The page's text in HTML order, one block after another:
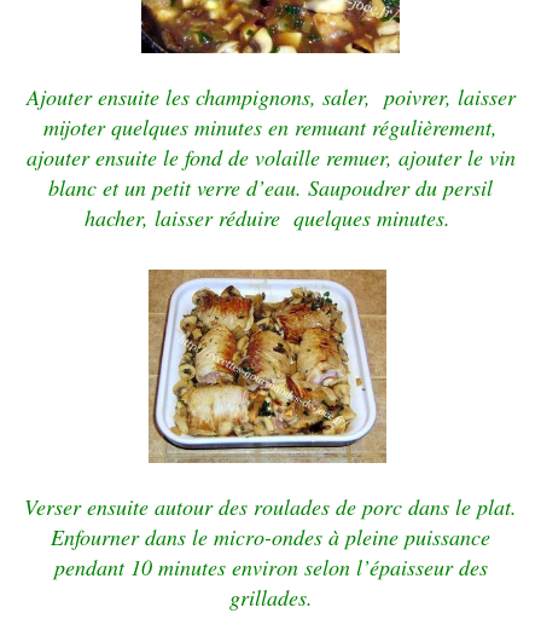
Ajouter ensuite les champignons, saler, poivrer, laisser
mijoter quelques minutes en remuant régulièrement,
ajouter ensuite le fond de volaille remuer, ajouter le vin
blanc et un petit verre d’eau. Saupoudrer du persil
hacher, laisser réduire quelques minutes.
Verser ensuite autour des roulades de porc dans le plat.
Enfourner dans le micro-ondes à pleine puissance
pendant 10 minutes environ selon l’épaisseur des
grillades.